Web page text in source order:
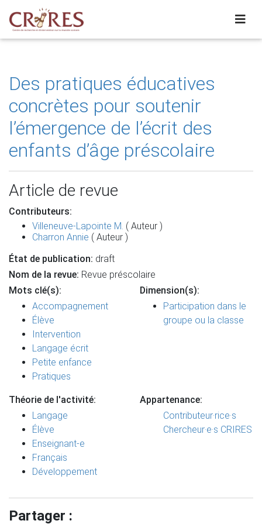
Des pratiques éducatives
concrètes pour soutenir
l’émergence de l’écrit des
enfants d’âge préscolaire
Article de revue
Contributeurs:
Villeneuve-Lapointe M. ( Auteur )
Charron Annie ( Auteur )
État de publication: draft
Nom de la revue: Revue préscolaire
Mots clé(s):
Accompagnement
Élève
Intervention
Langage écrit
Petite enfance
Pratiques
Dimension(s):
Participation dans le
groupe ou la classe
Théorie de l'activité:
Langage
Élève
Enseignant-e
Français
Développement
Appartenance:
Contributeur·rice·s
Chercheur·e·s CRIRES
Partager :